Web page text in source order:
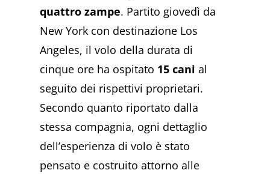
quattro zampe. Partito giovedì da
New York con destinazione Los
Angeles, il volo della durata di
cinque ore ha ospitato 15 cani al
seguito dei rispettivi proprietari.
Secondo quanto riportato dalla
stessa compagnia, ogni dettaglio
dell’esperienza di volo è stato
pensato e costruito attorno alle